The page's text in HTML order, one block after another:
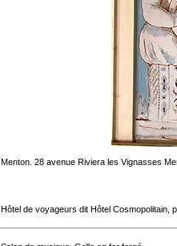
Menton. 28 avenue Riviera les Vignasses
Hôtel de voyageurs dit Hôtel Cosmopolitain,